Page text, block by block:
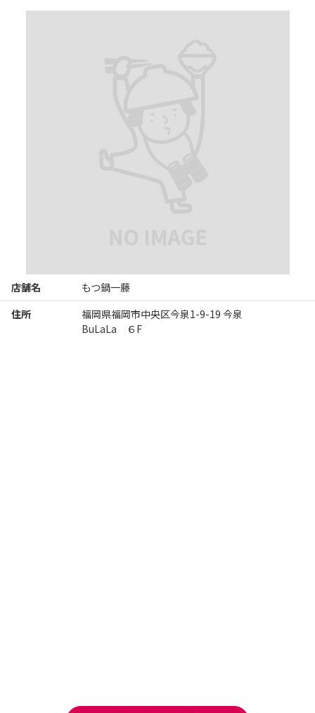
店舗名
もつ鍋一藤
住所
福岡県福岡市中央区今泉1-9-19 今泉
BuLaLa ６F